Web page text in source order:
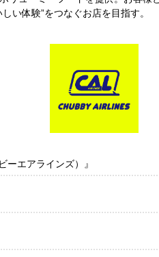
い体験”をつなぐお店を目指す。
ーエアラインズ）』